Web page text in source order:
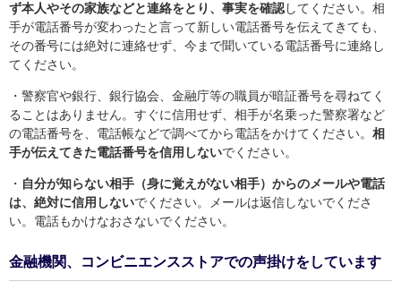
ず本人やその家族などと連絡をとり、事実を確認してください。相
手が電話番号が変わったと言って新しい電話番号を伝えてきても、
その番号には絶対に連絡せず、今まで聞いている電話番号に連絡し
てください。
・警察官や銀行、銀行協会、金融庁等の職員が暗証番号を尋ねてく
ることはありません。すぐに信用せず、相手が名乗った警察署など
の電話番号を、電話帳などで調べてから電話をかけてください。 相
手が伝えてきた電話番号を信用しないでください。
・ 自分が知らない相手（身に覚えがない相手）からのメールや電話
は、絶対に信用しないでください。メールは返信しないでくださ
い。電話もかけなおさないでください。
金融機関、コンビニエンスストアでの声掛けをしています